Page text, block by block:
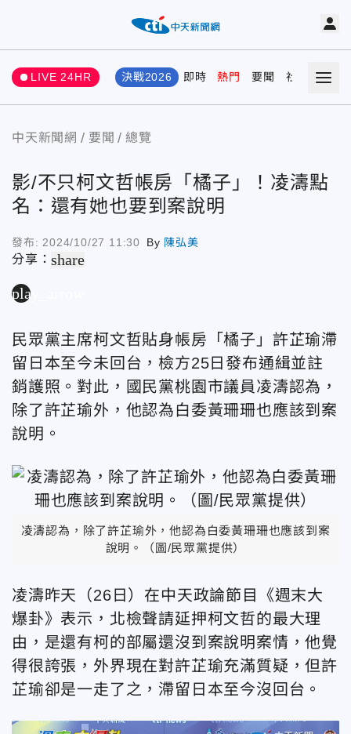
LIVE 24HR 決戰2026 即時 熱門 要聞 社會 娛樂
中天新聞網 要聞 總覽
影/不只柯文哲帳房「橘子」！凌濤點
名：還有她也要到案說明
發布: 2024/10/27 11:30 By 陳弘美
分享：share
play_arrow
民眾黨主席柯文哲貼身帳房「橘子」許芷瑜滯
留日本至今未回台，檢方25日發布通緝並註
銷護照。對此，國民黨桃園市議員凌濤認為，
除了許芷瑜外，他認為白委黃珊珊也應該到案
說明。
凌濤認為，除了許芷瑜外，他認為白委黃珊珊也應該到案
說明。（圖/民眾黨提供）
凌濤昨天（26日）在中天政論節目《週末大
爆卦》表示，北檢聲請延押柯文哲的最大理
由，是還有柯的部屬還沒到案說明案情，他覺
得很誇張，外界現在對許芷瑜充滿質疑，但許
芷瑜卻是一走了之，滯留日本至今沒回台。